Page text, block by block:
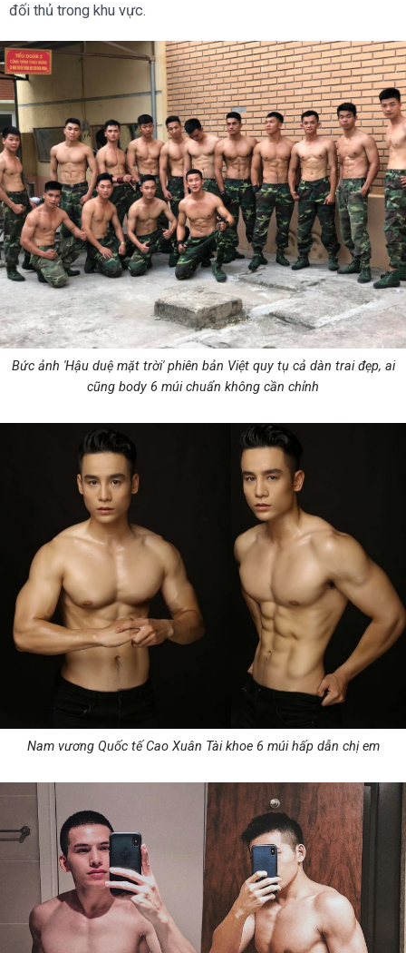
đối thủ trong khu vực.
Bức ảnh 'Hậu duệ mặt trời' phiên bản Việt quy tụ cả dàn trai đẹp, ai
cũng body 6 múi chuẩn không cần chỉnh
Nam vương Quốc tế Cao Xuân Tài khoe 6 múi hấp dẫn chị em